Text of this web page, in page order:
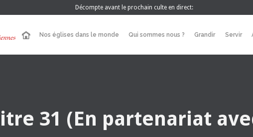
Décompte avant le prochain culte en direct:
Nos églises dans le monde Qui sommes nous ? Grandir Servir
31 (En partenariat